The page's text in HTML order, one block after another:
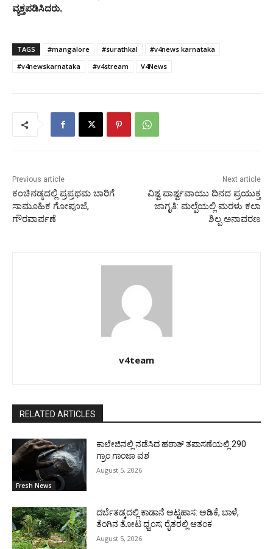
ವ್ಯಕ್ತಪಡಿಸಿದರು‌.
TAGS #mangalore #surathkal
#v4news karnataka
#v4newskarnataka
#v4stream V4News
Previous article
ಕಂಚಿನಡ್ಕದಲ್ಲಿ ಪ್ರಪ್ರಥಮ ಬಾರಿಗೆ
ಸಾಮೂಹಿಕ ಗೋಪೂಜೆ,
ಗೌರವಾರ್ಪಣೆ
Next article
ವಿಶ್ವ ಪಾರ್ಶ್ವವಾಯು ದಿನದ ಪ್ರಯುಕ್ತ
ಜಾಗೃತಿ: ಮಲ್ಪೆಯಲ್ಲಿ ಮರಳು ಕಲಾ
ಶಿಲ್ಪ ಅನಾವರಣ
v4team
RELATED ARTICLES
Fresh News
ಕಾಲೇಜಿನಲ್ಲಿ ನಡೆಸಿದ ಹಠಾತ್ ತಪಾಸಣೆಯಲ್ಲಿ 290
ಗ್ರಾಂ ಗಾಂಜಾ ವಶ
August 5, 2026
ದರ್ಬೆತಡ್ಕದಲ್ಲಿ ಕಾಡಾನೆ ಅಟ್ಟಹಾಸ: ಅಡಿಕೆ, ಬಾಳೆ,
ತೆಂಗಿನ ತೋಟ ಧ್ವಂಸ; ರೈತರಲ್ಲಿ ಆತಂಕ
August 5, 2026